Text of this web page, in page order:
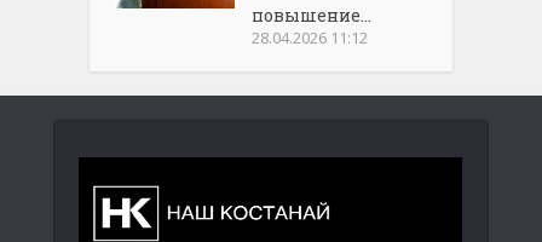
повышение...
28.04.2026 11:12